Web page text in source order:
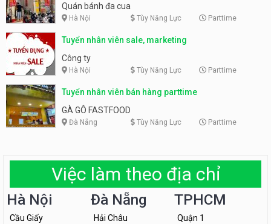
Quán bánh đa cua
Hà Nội Tùy Năng Lực Parttime
Tuyển nhân viên sale, marketing
Công ty
Hà Nội Tùy Năng Lực Parttime
Tuyển nhân viên bán hàng parttime
GÀ GÔ FASTFOOD
Đà Nẵng Tùy Năng Lực Parttime
Việc làm theo địa chỉ
Hà Nội
Cầu Giấy
Đà Nẵng
Hải Châu
TPHCM
Quận 1